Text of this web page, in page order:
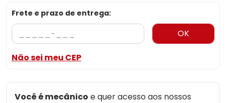
Frete e prazo de entrega:
OK
Não sei meu CEP
Você é mecânico e quer acesso aos nossos